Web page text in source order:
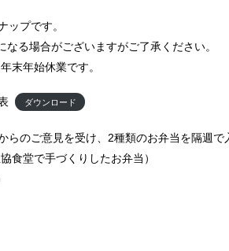
ップです。
なる場合がございますがご了承ください。
末年始休業です。
ダウンロード
らのご意見を受け、2種類のお弁当を隔週で
食堂で手づくりしたお弁当）